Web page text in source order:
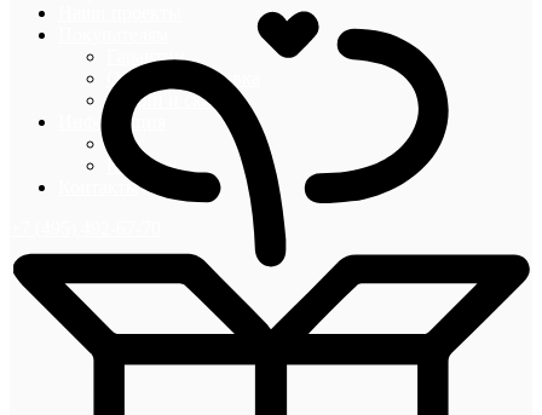
Гарантии
Оплата и доставка
Акции и скидки
Информация
Блог
Новости
Контакты